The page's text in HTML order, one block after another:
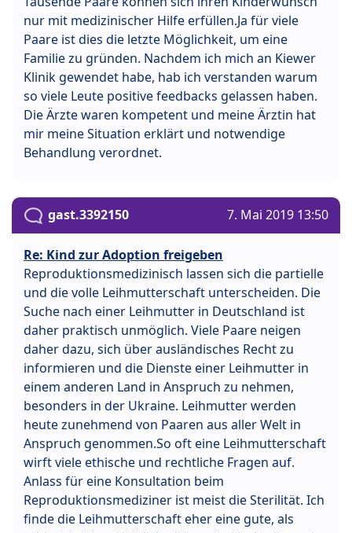
nur mit medizinischer Hilfe erfüllen.Ja für viele
Paare ist dies die letzte Möglichkeit, um eine
Familie zu gründen. Nachdem ich mich an Kiewer
Klinik gewendet habe, hab ich verstanden warum
so viele Leute positive feedbacks gelassen haben.
Die Ärzte waren kompetent und meine Ärztin hat
mir meine Situation erklärt und notwendige
Behandlung verordnet.
gast.3392150 7. Mai 2019 13:50
Re: Kind zur Adoption freigeben
Reproduktionsmedizinisch lassen sich die partielle
und die volle Leihmutterschaft unterscheiden. Die
Suche nach einer Leihmutter in Deutschland ist
daher praktisch unmöglich. Viele Paare neigen
daher dazu, sich über ausländisches Recht zu
informieren und die Dienste einer Leihmutter in
einem anderen Land in Anspruch zu nehmen,
besonders in der Ukraine. Leihmutter werden
heute zunehmend von Paaren aus aller Welt in
Anspruch genommen.So oft eine Leihmutterschaft
wirft viele ethische und rechtliche Fragen auf.
Anlass für eine Konsultation beim
Reproduktionsmediziner ist meist die Sterilität. Ich
finde die Leihmutterschaft eher eine gute, als